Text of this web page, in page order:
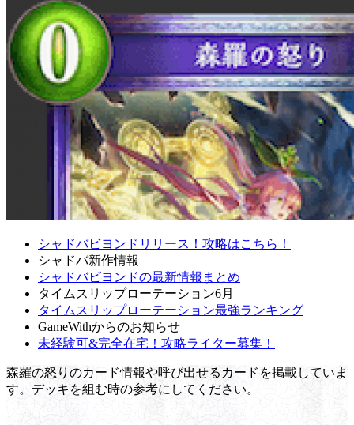
シャドバビヨンドリリース！攻略はこちら！
シャドバ新作情報
シャドバビヨンドの最新情報まとめ
タイムスリップローテーション6月
タイムスリップローテーション最強ランキング
GameWithからのお知らせ
未経験可&完全在宅！攻略ライター募集！
森羅の怒りのカード情報や呼び出せるカードを掲載していま
す。デッキを組む時の参考にしてください。